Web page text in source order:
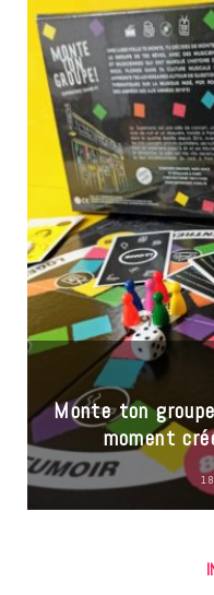
Monte ton
moment